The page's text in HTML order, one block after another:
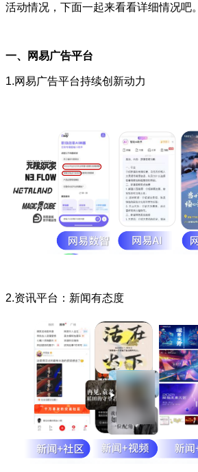
活动情况，下面一起来看看详细情况吧。
一、网易广告平台
1.网易广告平台持续创新动力
2.资讯平台：新闻有态度